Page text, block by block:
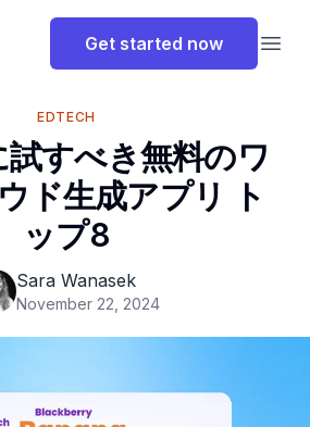
Get started now
EDTECH
すべき無料のワ
ド生成アプリ ト
ップ8
Sara Wanasek
November 22, 2024